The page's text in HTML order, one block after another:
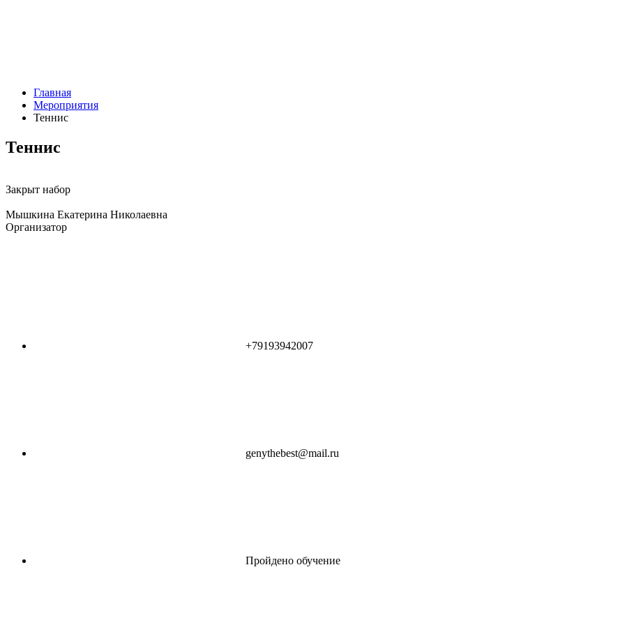
Главная
Мероприятия
Теннис
Теннис
Закрыт набор
Мышкина Екатерина Николаевна
Организатор
+79193942007
genythebest@mail.ru
Пройдено обучение